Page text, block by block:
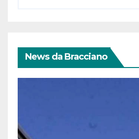
News da Bracciano